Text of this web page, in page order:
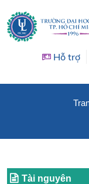
Hỗ trợ
Tài nguyên